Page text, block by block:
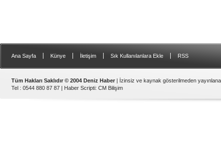
Ana Sayfa Künye İletişim Sık Kullanılanlara Ekle RSS
Tüm Hakları Saklıdır © 2004 Deniz Haber | İzinsiz ve kaynak gösterilmeden
Tel : 0544 880 87 87 | Haber Scripti: CM Bilişim